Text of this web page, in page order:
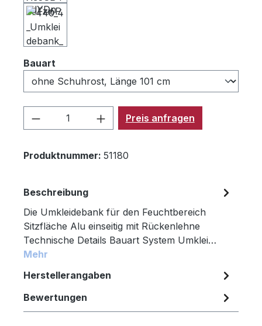
Bauart
Produkt Anzahl: Gib den
Preis anfragen
Produktnummer: 51180
Beschreibung
Die Umkleidebank für den Feuchtbereich
Sitzfläche Alu einseitig mit Rückenlehne
Technische Details Bauart System Umklei…
Mehr
Herstellerangaben
Bewertungen